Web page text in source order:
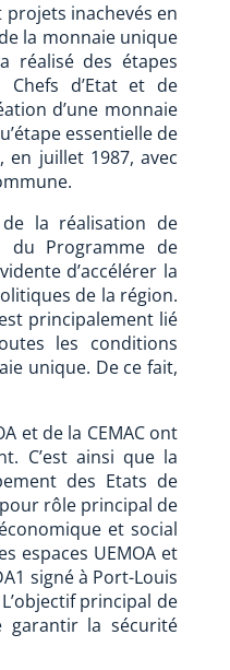
inachevés en
la monnaie unique
réalisé des étapes
Chefs d’Etat et de
d’une monnaie
essentielle de
juillet 1987, avec
de la réalisation de
du Programme de
d’accélérer la
de la région.
principalement lié
les conditions
unique. De ce fait,
et de la CEMAC ont
C’est ainsi que la
des Etats de
rôle principal de
et social
espaces UEMOA et
signé à Port-Louis
principal de
garantir la sécurité